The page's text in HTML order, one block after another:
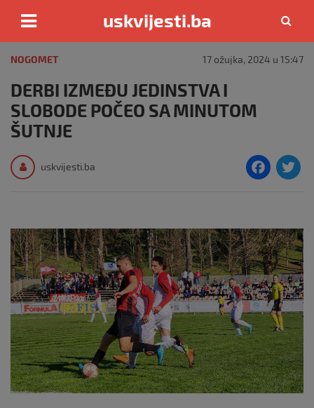
content
uskvijesti.ba
NOGOMET 17 ožujka, 2024 u 15:47
DERBI IZMEĐU JEDINSTVA I
SLOBODE POČEO SA MINUTOM
ŠUTNJE
uskvijesti.ba
F
e
b
o
o
k